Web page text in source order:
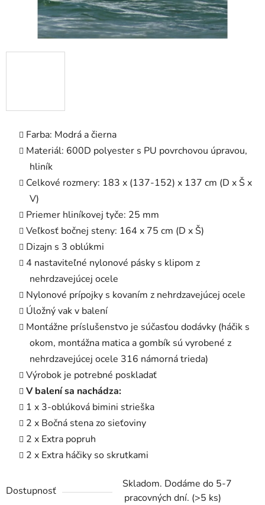
Farba: Modrá a čierna
Materiál: 600D polyester s PU povrchovou úpravou,
hliník
Celkové rozmery: 183 x (137-152) x 137 cm (D x Š x
V)
Priemer hliníkovej tyče: 25 mm
Veľkosť bočnej steny: 164 x 75 cm (D x Š)
Dizajn s 3 oblúkmi
4 nastaviteľné nylonové pásky s klipom z
nehrdzavejúcej ocele
Nylonové prípojky s kovaním z nehrdzavejúcej ocele
Úložný vak v balení
Montážne príslušenstvo je súčasťou dodávky (háčik s
okom, montážna matica a gombík sú vyrobené z
nehrdzavejúcej ocele 316 námorná trieda)
Výrobok je potrebné poskladať
V balení sa nachádza:
1 x 3-oblúková bimini strieška
2 x Bočná stena zo sieťoviny
2 x Extra popruh
2 x Extra háčiky so skrutkami
Dostupnosť
Skladom. Dodáme do 5-7
pracovných dní. (>5 ks)